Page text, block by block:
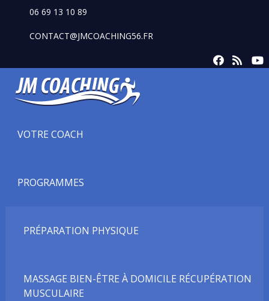
06 69 13 10 89
CONTACT@JMCOACHING56.FR
VOTRE COACH
PROGRAMMES
PRÉPARATION PHYSIQUE
MASSAGE BIEN-ÊTRE À DOMICILE RÉCUPÉRATION
MUSCULAIRE